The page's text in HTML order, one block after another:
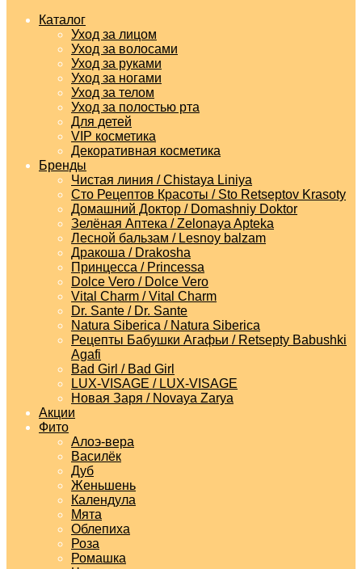
Каталог
Уход за лицом
Уход за волосами
Уход за руками
Уход за ногами
Уход за телом
Уход за полостью рта
Для детей
VIP косметика
Декоративная косметика
Бренды
Чистая линия / Chistaya Liniya
Сто Рецептов Красоты / Sto Retseptov Krasoty
Домашний Доктор / Domashniy Doktor
Зелёная Аптека / Zelonaya Apteka
Лесной бальзам / Lesnoy balzam
Дракоша / Drakosha
Принцесса / Princessa
Dolce Vero / Dolce Vero
Vital Charm / Vital Charm
Dr. Sante / Dr. Sante
Natura Siberica / Natura Siberica
Рецепты Бабушки Агафьи / Retsepty Babushki
Agafi
Bad Girl / Bad Girl
LUX-VISAGE / LUX-VISAGE
Новая Заря / Novaya Zarya
Акции
Фито
Алоэ-вера
Василёк
Дуб
Женьшень
Календула
Мята
Облепиха
Роза
Ромашка